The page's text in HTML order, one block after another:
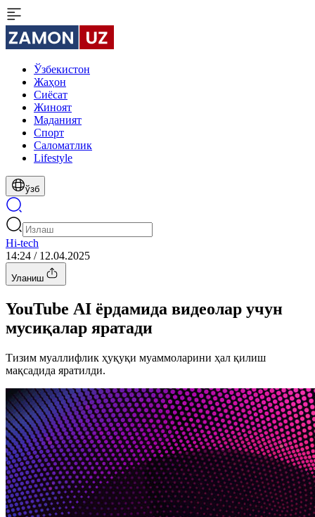
Ўзбекистон
Жаҳон
Сиёсат
Жиноят
Маданият
Спорт
Cаломатлик
Lifestyle
ўзб
Hi-tech
14:24 / 12.04.2025
Уланиш
YouTube AI ёрдамида видеолар учун
мусиқалар яратади
Тизим муаллифлик ҳуқуқи муаммоларини ҳал қилиш
мақсадида яратилди.